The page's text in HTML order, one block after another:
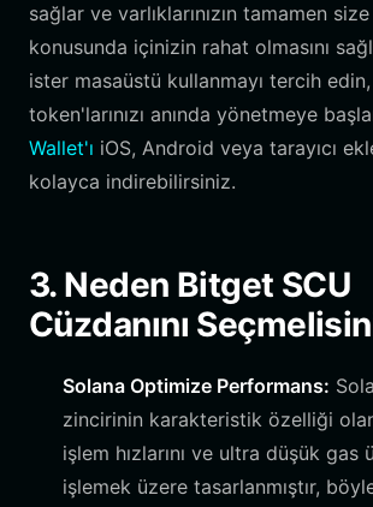
sağlar ve varlıklarınızın tamamen
konusunda içinizin rahat olmasını
ister masaüstü kullanmayı tercih
token'larınızı anında yönetmeye
Wallet'ı iOS, Android veya tarayıcı
kolayca indirebilirsiniz.
3. Neden Bitget SCU
Cüzdanını
Solana Optimize Performans:
zincirinin karakteristik özelliği olan
işlem hızlarını ve ultra düşük gas
işlemek üzere tasarlanmıştır,